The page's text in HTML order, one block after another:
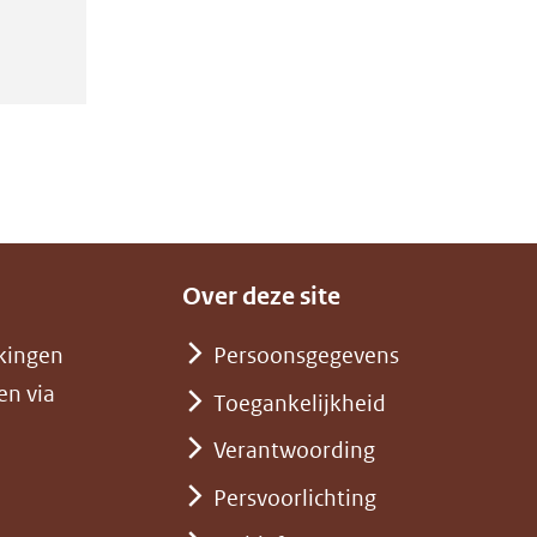
via
Over deze site
Persoonsgegevens
Toegankelijkheid
Verantwoording
Persvoorlichting